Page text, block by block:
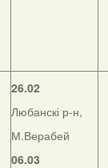
26.02
Любанскі р-н,
М.Верабей
06.03